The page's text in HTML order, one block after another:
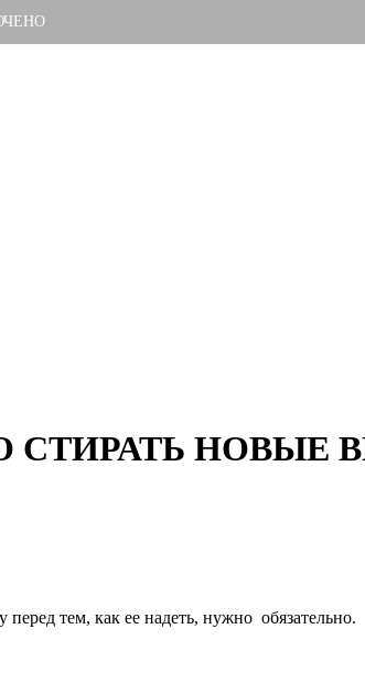
НОВЫЕ
тем, как ее надеть, нужно обязательно.